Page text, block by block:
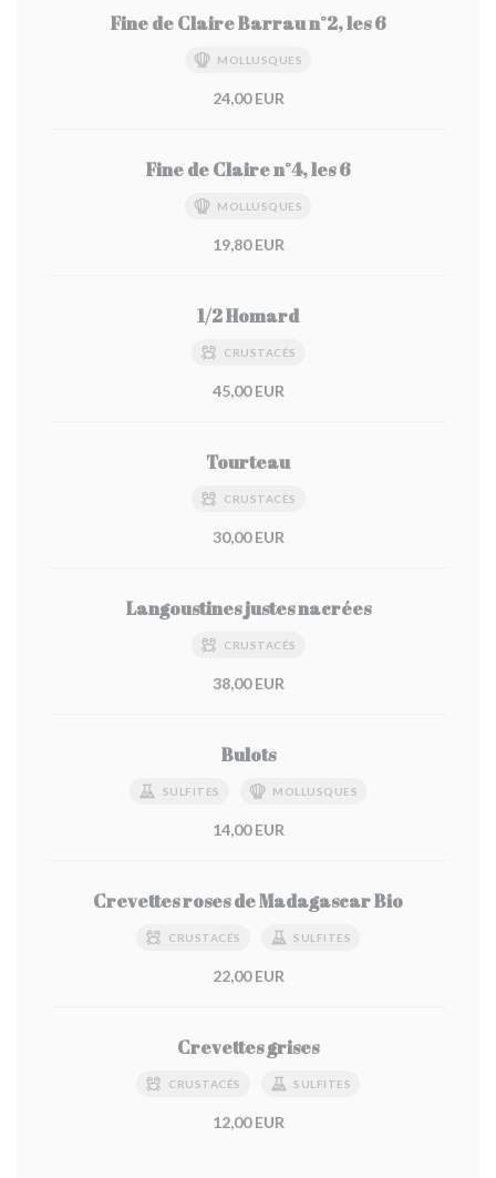
Fine de Claire Barrau n°2, les 6
MOLLUSQUES
24,00 EUR
Fine de Claire n°4, les 6
MOLLUSQUES
19,80 EUR
1/2 Homard
CRUSTACÉS
45,00 EUR
Tourteau
CRUSTACÉS
30,00 EUR
Langoustines justes nacrées
CRUSTACÉS
38,00 EUR
Bulots
SULFITES MOLLUSQUES
14,00 EUR
Crevettes roses de Madagascar Bio
CRUSTACÉS SULFITES
22,00 EUR
Crevettes grises
CRUSTACÉS SULFITES
12,00 EUR